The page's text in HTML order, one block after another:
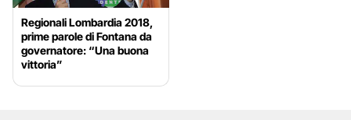
Regionali Lombardia 2018,
prime parole di Fontana da
governatore: “Una buona
vittoria”